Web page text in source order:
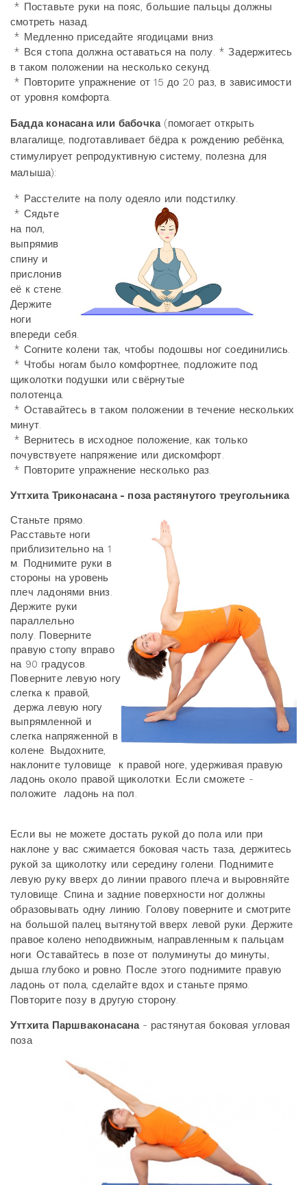
* Поставьте руки на пояс, большие пальцы должны
смотреть назад.
* Медленно приседайте ягодицами вниз.
* Вся стопа должна оставаться на полу. * Задержитесь
в таком положении на несколько секунд.
* Повторите упражнение от 15 до 20 раз, в зависимости
от уровня комфорта.
Бадда конасана или бабочка(помогает открыть
влагалище, подготавливает бёдра к рождению ребёнка,
стимулирует репродуктивную систему, полезна для
малыша):
* Расстелите на полу одеяло или подстилку.
* Сядьте
на пол,
выпрямив
спину и
прислонив
её к стене.
Держите
ноги
впереди себя.
* Согните колени так, чтобы подошвы ног соединились.
* Чтобы ногам было комфортнее, подложите под
щиколотки подушки или свёрнутые
полотенца.
* Оставайтесь в таком положении в течение нескольких
минут.
* Вернитесь в исходное положение, как только
почувствуете напряжение или дискомфорт.
* Повторите упражнение несколько раз.
Уттхита Триконасана - поза растянутого треугольника
Станьте прямо.
Расставьте ноги
приблизительно на 1
м. Поднимите руки в
стороны на уровень
плеч ладонями вниз.
Держите руки
параллельно
полу. Поверните
правую стопу вправо
на 90 градусов.
Поверните левую ногу
слегка к правой,
держа левую ногу
выпрямленной и
слегка напряженной в
колене. Выдохните,
наклоните туловище к правой ноге, удерживая правую
ладонь около правой щиколотки. Если сможете -
положите ладонь на пол.
Если вы не можете достать рукой до пола или при
наклоне у вас сжимается боковая часть таза, держитесь
рукой за щиколотку или середину голени. Поднимите
левую руку вверх до линии правого плеча и выровняйте
туловище. Спина и задние поверхности ног должны
образовывать одну линию. Голову поверните и смотрите
на большой палец вытянутой вверх левой руки. Держите
правое колено неподвижным, направленным к пальцам
ноги. Оставайтесь в позе от полуминуты до минуты,
дыша глубоко и ровно. После этого поднимите правую
ладонь от пола, сделайте вдох и станьте прямо.
Повторите позу в другую сторону.
Уттхита Паршваконасана - растянутая боковая угловая
поза